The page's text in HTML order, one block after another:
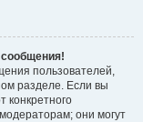
пользователей,
разделе. Если вы
конкретного
они могут